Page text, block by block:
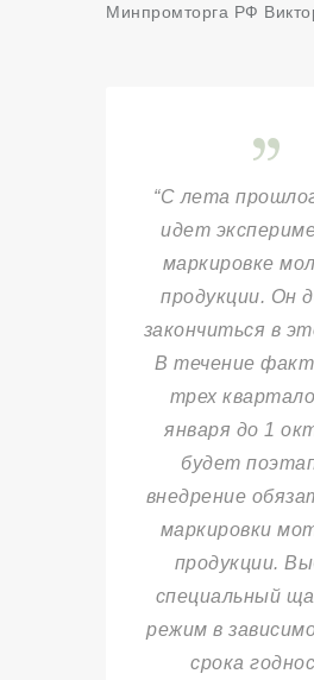
Минпромторга РФ
“С лета
идет
маркировке
продукции. Он
закончиться в
В течение
трех
января до 1
будет
внедрение
маркировки
продукции.
специальный
режим в
срока